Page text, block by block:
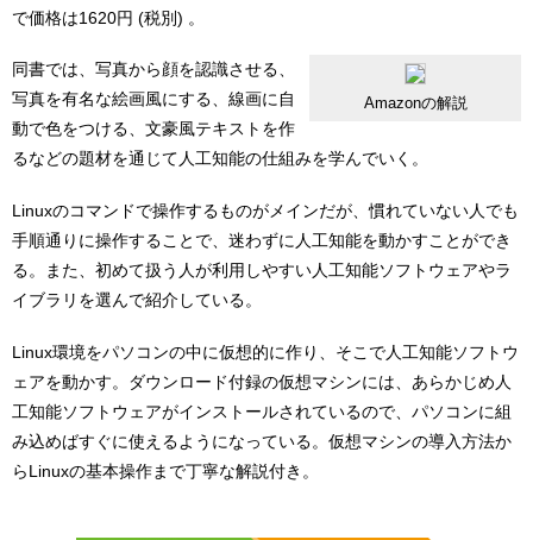
で価格は1620円 (税別) 。
Amazonの解説
同書では、写真から顔を認識させる、
写真を有名な絵画風にする、線画に自
動で色をつける、文豪風テキストを作
るなどの題材を通じて人工知能の仕組みを学んでいく。
Linuxのコマンドで操作するものがメインだが、慣れていない人でも
手順通りに操作することで、迷わずに人工知能を動かすことができ
る。また、初めて扱う人が利用しやすい人工知能ソフトウェアやラ
イブラリを選んで紹介している。
Linux環境をパソコンの中に仮想的に作り、そこで人工知能ソフトウ
ェアを動かす。ダウンロード付録の仮想マシンには、あらかじめ人
工知能ソフトウェアがインストールされているので、パソコンに組
み込めばすぐに使えるようになっている。仮想マシンの導入方法か
らLinuxの基本操作まで丁寧な解説付き。